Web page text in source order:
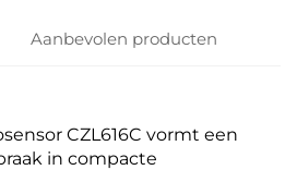
Aanbevolen producten
CZL616C vormt een
in compacte